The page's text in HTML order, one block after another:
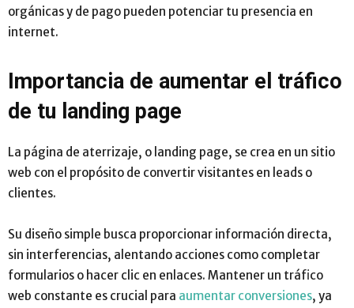
orgánicas y de pago pueden potenciar tu presencia en
internet.
Importancia de aumentar el tráfico
de tu landing page
La página de aterrizaje, o landing page, se crea en un sitio
web con el propósito de convertir visitantes en leads o
clientes.
Su diseño simple busca proporcionar información directa,
sin interferencias, alentando acciones como completar
formularios o hacer clic en enlaces. Mantener un tráfico
web constante es crucial para aumentar conversiones, ya